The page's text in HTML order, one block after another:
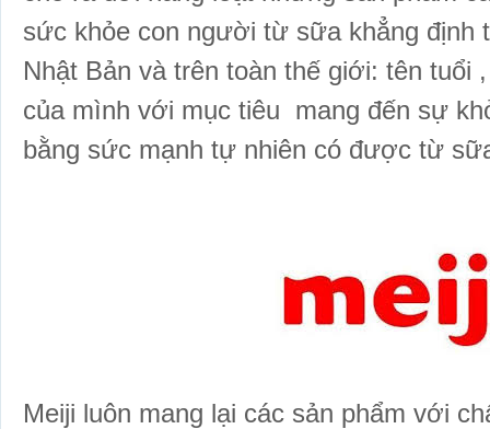
sức khỏe con người từ sữa khẳng định
Nhật Bản và trên toàn thế giới: tên tuổi
của mình với mục tiêu mang đến sự
bằng sức mạnh tự nhiên có được từ
Meiji luôn mang lại các sản phẩm với